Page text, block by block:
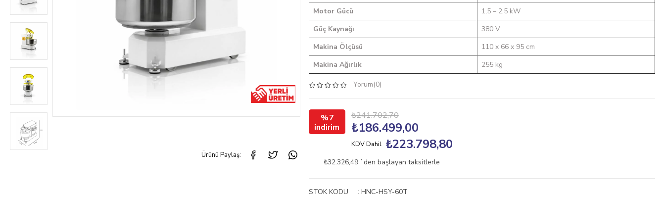
Ürünü Paylaş:
Motor Gücü
1,5 – 2,5 kW
Güç Kaynağı
380 V
Makina Ölçüsü
110 x 66 x 95 cm
Makina Ağırlık
255 kg
Yorum(0)
7 ₺241.702,70
₺186.499,00
KDV Dahil ₺223.798,80
₺32.326,49 `den başlayan taksitlerle
STOK KODU
HNC-HSY-60T